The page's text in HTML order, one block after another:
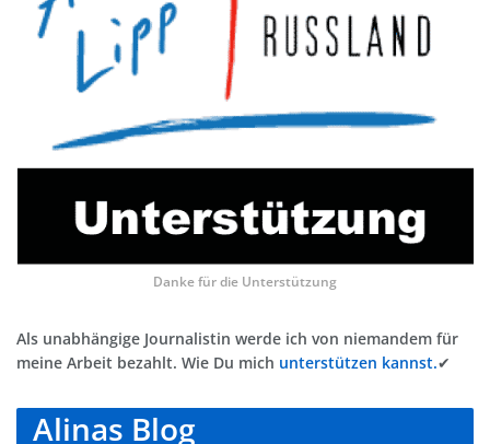
Danke für die Unterstützung
Als unabhängige Journalistin werde ich von niemandem für
meine Arbeit bezahlt. Wie Du mich unterstützen kannst.✔
Alinas Blog